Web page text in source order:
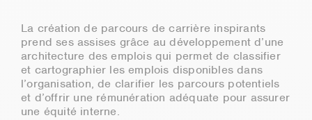
La création de parcours de carrière inspirants
prend ses assises grâce au développement d’une
architecture des emplois qui permet de classifier
et cartographier les emplois disponibles dans
l’organisation, de clarifier les parcours potentiels
et d’offrir une rémunération adéquate pour assurer
une équité interne.